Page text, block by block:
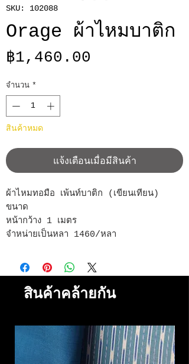
SKU: 102088
Orage ผ้าไหมบาติก
฿1,460.00
จำนวน *
สินค้าหมด
แจ้งเตือนเมื่อมีสินค้า
ผ้าไหมทอมือ เพ้นท์บาติก (เขียนเทียน)
ขนาด
หน้ากว้าง 1 เมตร
จำหน่ายเป็นหลา 1460/หลา
สินค้าคล้ายกัน